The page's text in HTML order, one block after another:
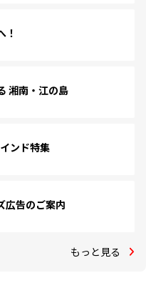
！
湘南・江の島
ンド特集
広告のご案内
もっと見る